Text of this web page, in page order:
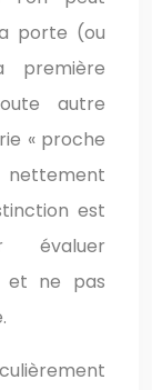
porte (ou
première
autre
« proche
est
évaluer
et ne pas